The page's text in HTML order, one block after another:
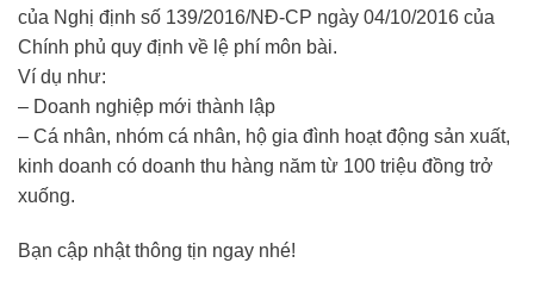
của Nghị định số 139/2016/NĐ-CP ngày 04/10/2016 của
Chính phủ quy định về lệ phí môn bài.
Ví dụ như:
– Doanh nghiệp mới thành lập
– Cá nhân, nhóm cá nhân, hộ gia đình hoạt động sản xuất,
kinh doanh có doanh thu hàng năm từ 100 triệu đồng trở
xuống.
Bạn cập nhật thông tịn ngay nhé!